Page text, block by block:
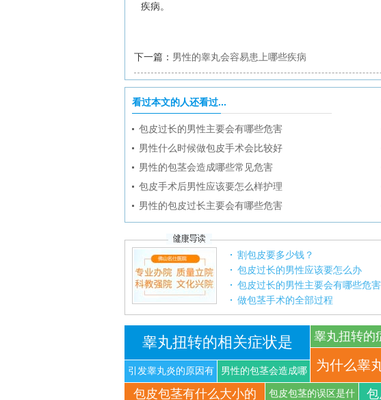
疾病。
下一篇： 男性的睾丸会容易患上哪些疾病
看过本文的人还看过...
包皮过长的男性主要会有哪些危害
男性什么时候做包皮手术会比较好
男性的包茎会造成哪些常见危害
包皮手术后男性应该要怎么样护理
男性的包皮过长主要会有哪些危害
割包皮要多少钱？
包皮过长的男性应该要怎么办
包皮过长的男性主要会有哪些危害
做包茎手术的全部过程
睾丸扭转的相关症状是
引发睾丸炎的原因有
什
男性的包茎会造成哪
睾丸扭转的
你知道
为什么睾
包皮包茎有什么大小的 包皮包茎的误区是什